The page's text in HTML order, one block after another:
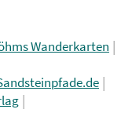
Wanderkarten |
|
|